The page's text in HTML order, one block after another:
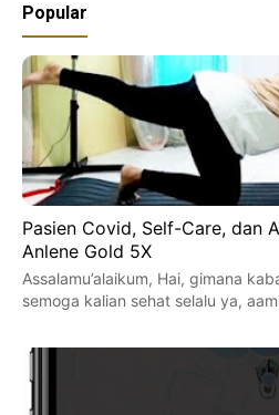
Popular
Pasien Covid, Self-Care, dan
Anlene Gold 5X
Assalamu’alaikum, Hai, gimana
semoga kalian sehat selalu ya,